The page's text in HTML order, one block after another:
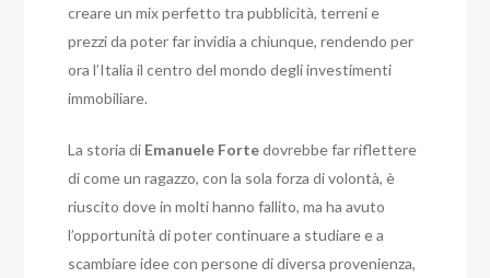
creare un mix perfetto tra pubblicità, terreni e
prezzi da poter far invidia a chiunque, rendendo per
ora l’Italia il centro del mondo degli investimenti
immobiliare.
La storia di Emanuele Fortedovrebbe far riflettere
di come un ragazzo, con la sola forza di volontà, è
riuscito dove in molti hanno fallito, ma ha avuto
l’opportunità di poter continuare a studiare e a
scambiare idee con persone di diversa provenienza,